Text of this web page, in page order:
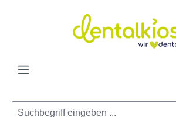
Zum Hauptinhalt springen